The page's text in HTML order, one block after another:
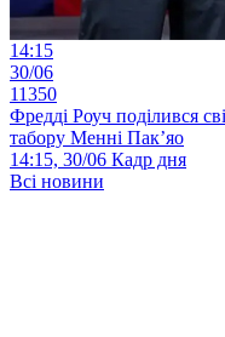
14:15
30/06
11350
Фредді Роуч поділився
табору Менні Пак’яо
14:15, 30/06 Кадр дня
Всі новини